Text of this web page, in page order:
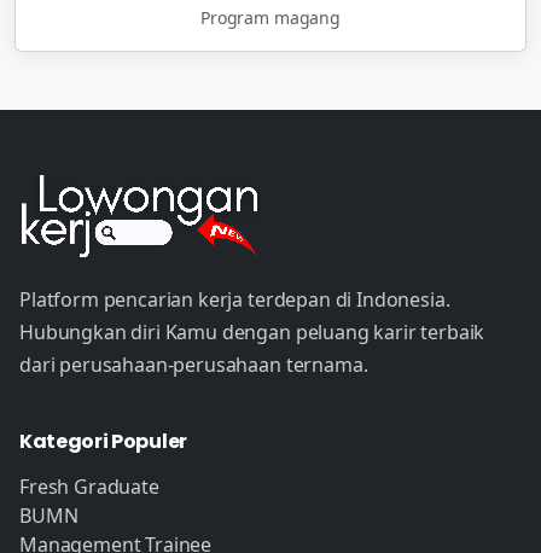
Program magang
Platform pencarian kerja terdepan di Indonesia.
Hubungkan diri Kamu dengan peluang karir terbaik
dari perusahaan-perusahaan ternama.
Kategori Populer
Fresh Graduate
BUMN
Management Trainee